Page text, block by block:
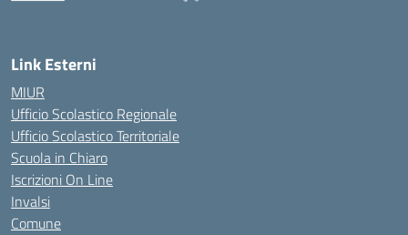
Link Esterni
MIUR
Ufficio Scolastico Regionale
Ufficio Scolastico Territoriale
Scuola in Chiaro
Iscrizioni On Line
Invalsi
Comune